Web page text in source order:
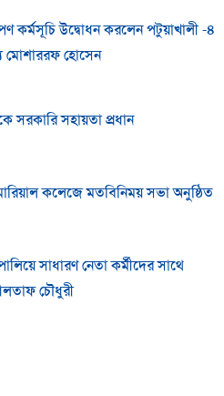
কর্মসূচি উদ্বোধন করলেন পটুয়াখালী -৪
হোসেন
সরকারি সহায়তা প্রধান
কলেজে মতবিনিময় সভা অনুষ্ঠিত
সাধারণ নেতা কর্মীদের সাথে
চৌধুরী